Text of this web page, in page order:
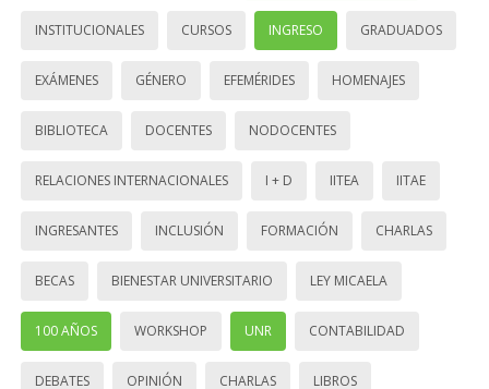
INSTITUCIONALES CURSOS INGRESO GRADUADOS
EXÁMENES GÉNERO EFEMÉRIDES HOMENAJES
BIBLIOTECA DOCENTES NODOCENTES
RELACIONES INTERNACIONALES I + D IITEA IITAE
INGRESANTES INCLUSIÓN FORMACIÓN CHARLAS
BECAS BIENESTAR UNIVERSITARIO LEY MICAELA
100 AÑOS WORKSHOP UNR CONTABILIDAD
DEBATES OPINIÓN CHARLAS LIBROS